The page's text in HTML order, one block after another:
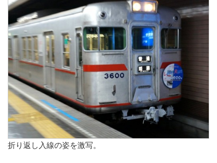
折り返し入線の姿を激写。